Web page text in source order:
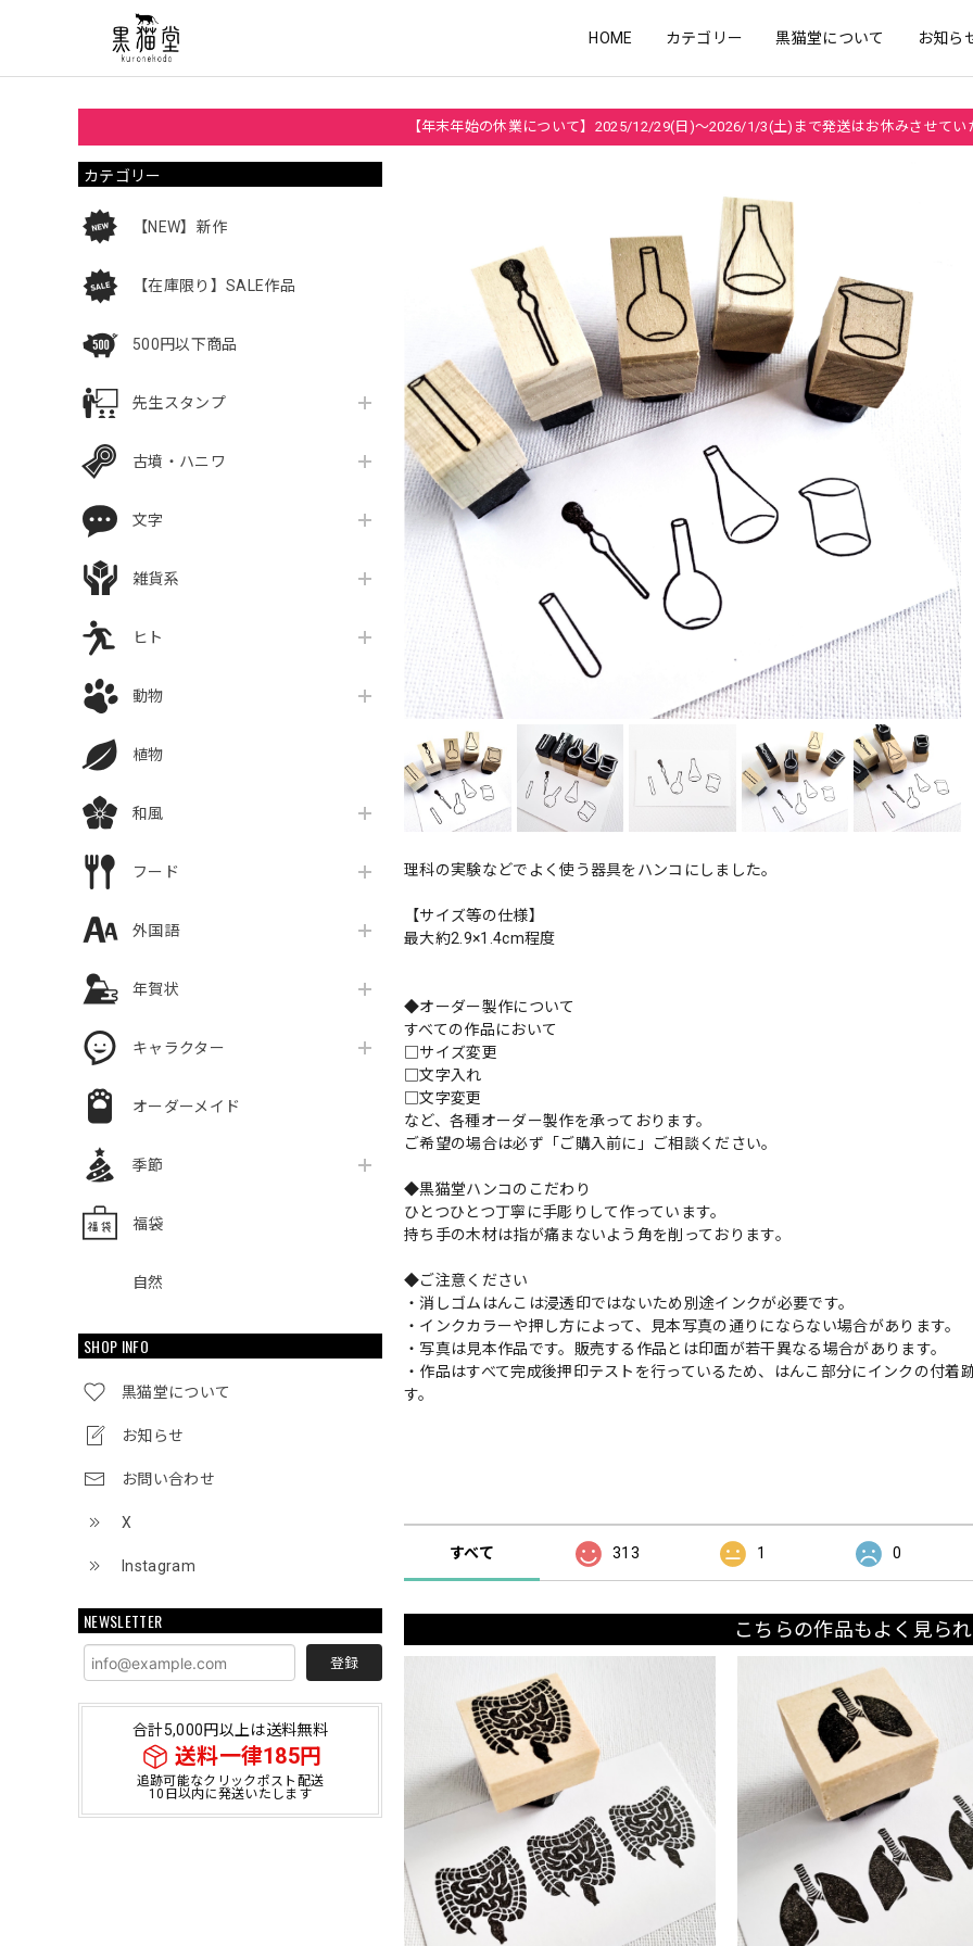
HOME カテゴリー 黒猫堂について お知ら
【年末年始の休業について】2025/12/29(日)～2026/1/3(土)まで発送はお休みさせてい
カテゴリー
【NEW】新作
【在庫限り】SALE作品
500円以下商品
先生スタンプ
古墳・ハニワ
文字
雑貨系
ヒト
動物
植物
和風
フード
外国語
年賀状
キャラクター
オーダーメイド
季節
福袋
自然
SHOP INFO
黒猫堂について
お知らせ
お問い合わせ
X
Instagram
NEWSLETTER
登録
合計5,000円以上は送料無料
送料一律185円
追跡可能なクリックポスト配送
10日以内に発送いたします
理科の実験などでよく使う器具をハンコにしました。
【サイズ等の仕様】
最大約2.9×1.4cm程度
◆オーダー製作について
すべての作品において
□サイズ変更
□文字入れ
□文字変更
など、各種オーダー製作を承っております。
ご希望の場合は必ず「ご購入前に」ご相談ください。
◆黒猫堂ハンコのこだわり
ひとつひとつ丁寧に手彫りして作っています。
持ち手の木材は指が痛まないよう角を削っております。
◆ご注意ください
・消しゴムはんこは浸透印ではないため別途インクが必要です。
・インクカラーや押し方によって、見本写真の通りにならない場合があります。
・写真は見本作品です。販売する作品とは印面が若干異なる場合があります。
・作品はすべて完成後押印テストを行っているため、はんこ部分にインクの付
す。
すべて 313 1 0
こちらの作品もよく見ら